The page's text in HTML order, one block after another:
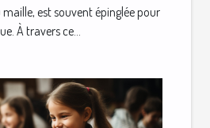
est souvent épinglée pour
À travers ce...